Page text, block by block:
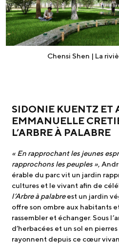
Chensi Shen | La
SIDONIE KUENTZ ET
EMMANUELLE
L’ARBRE À PALABRE
« En rapprochant les jeunes
rapprochons les peuples »,
érable du parc vit un jardin
cultures et le vivant afin de
l’Arbre à palabreest un jardin
offre son ombre aux habitants
rassembler et échanger. Sous
d’herbacées et un sol en
rayonnent depuis ce cœur